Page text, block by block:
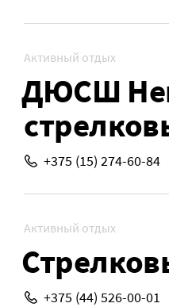
Активный отдых
ДЮСШ
+375 (15) 274-60-84
Активный отдых
+375 (44) 526-00-01